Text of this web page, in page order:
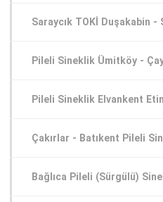
Saraycık TOKİ Duşakabin -
Pileli Sineklik Ümitköy -
Pileli Sineklik Elvankent
Çakırlar - Batıkent Pileli
Bağlıca Pileli (Sürgülü)